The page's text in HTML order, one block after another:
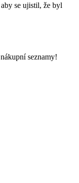
se ujistil, že byl
seznamy!